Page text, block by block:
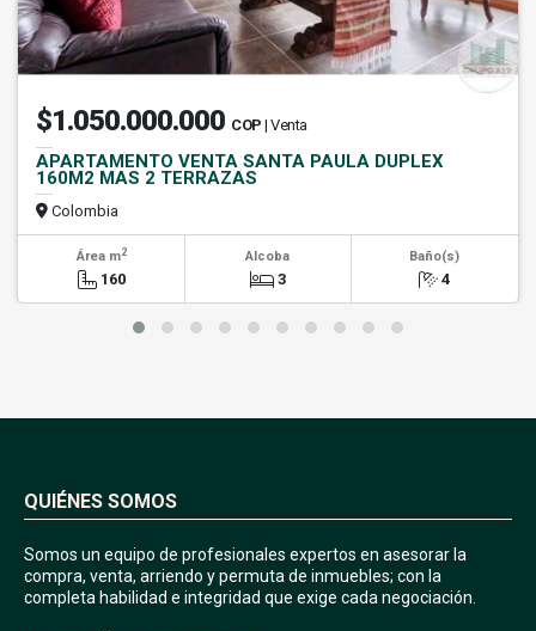
$1.050.000.000 COP | Venta
APARTAMENTO VENTA SANTA PAULA DUPLEX
160M2 MAS 2 TERRAZAS
Colombia
Área m2
160
Alcoba
3
Baño(s)
4
QUIÉNES SOMOS
Somos un equipo de profesionales expertos en asesorar la
compra, venta, arriendo y permuta de inmuebles; con la
completa habilidad e integridad que exige cada negociación.